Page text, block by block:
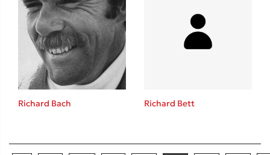
Richard Bach Richard Bett